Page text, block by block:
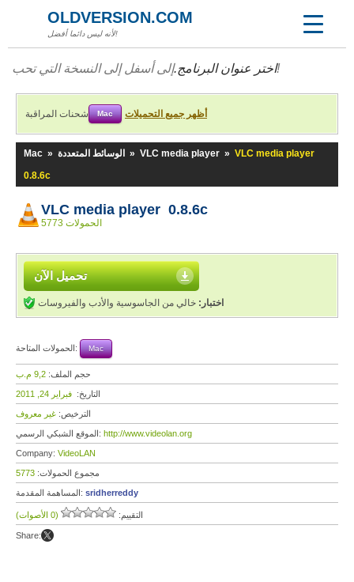
OLDVERSION.COM
لأنه ليس دائما أفضل!
اختر عنوان البرنامج.إلى أسفل إلى النسخة التي تحب!
شحنات المراقبة Mac أظهر جميع التحميلات
Mac » الوسائط المتعددة » VLC media player » VLC media player
0.8.6c
VLC media player 0.8.6c
5773 الحمولات
تحميل الآن
اختبار: خالي من الجاسوسية والأدب والفيروسات
الحمولات المتاحة: Mac
حجم الملف: 9,2 م.ب
التاريخ: فبراير 24, 2011
الترخيص: غير معروف
الموقع الشبكي الرسمي: http://www.videolan.org
Company: VideoLAN
مجموع الحمولات: 5773
المساهمة المقدمة: sridherreddy
التقييم: (0 الأصوات)
Share: